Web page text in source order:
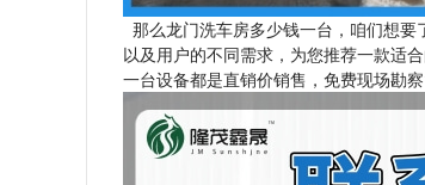
那么龙门洗车房多少钱一台，咱们想
以及用户的不同需求，为您推荐一款适
一台设备都是直销价销售，免费现场勘察